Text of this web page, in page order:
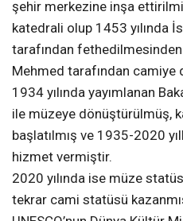
şehir merkezine inşa
katedrali olup 1453 yılında
tarafından
Mehmed tarafından camiye
1934 yılında yayımlanan
ile müzeye dönüştürülmüş,
başlatılmış ve 1935-2020
hizmet vermiştir.
2020 yılında ise müze
tekrar cami statüsü